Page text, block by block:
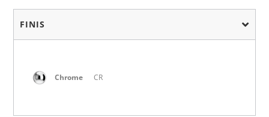
FINIS
Chrome CR